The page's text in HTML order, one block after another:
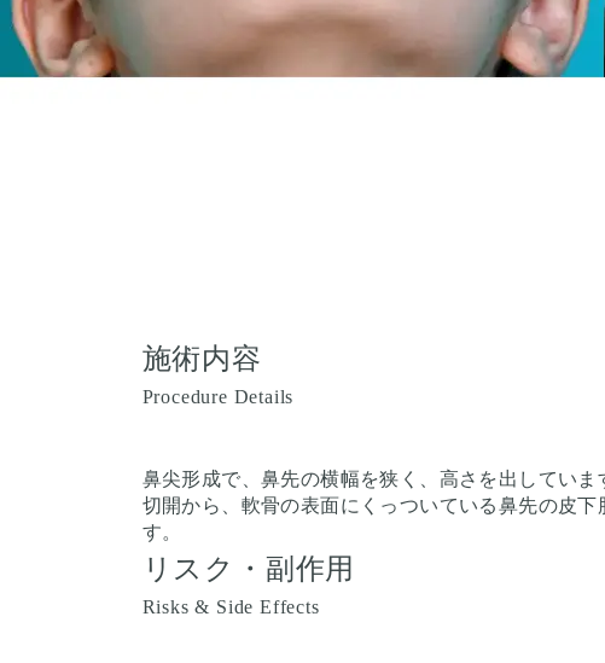
施術内容
Procedure Details
鼻尖形成で、鼻先の横幅を狭く、高さを出してい
切開から、軟骨の表面にくっついている鼻先の皮
す。
リスク・副作用
Risks & Side Effects